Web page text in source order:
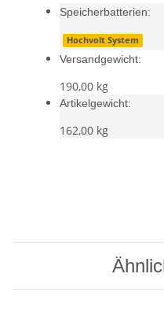
Speicherbatterien:
Hochvolt System
Versandgewicht:
190,00 kg
Artikelgewicht:
162,00 kg